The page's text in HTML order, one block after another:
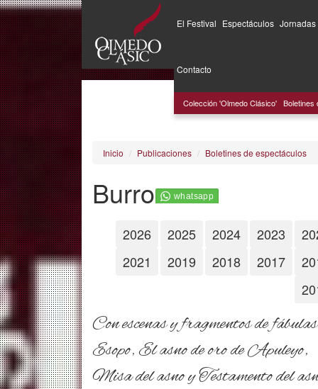
Pasar
al
contenido
principal
El Festival Espectáculos Jornadas
Colección 'Olmedo Clásico' Boletines
Contacto
Inicio Publicaciones Boletines de espectáculos
Burro
2026 2025 2024 2023
2021
2019 2018 2017
Con escenas y fragmentos de
Esopo, El asno de oro de Apuleyo,
Misa del asno y Testamento del